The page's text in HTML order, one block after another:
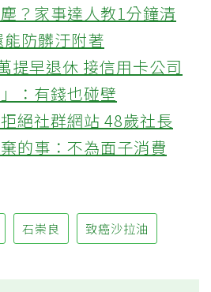
？家事達人教1分鐘清
防髒汙附著
提早退休 接信用卡公司
：有錢也碰壁
絕社群網站 48歲社長
的事：不為面子消費
石崇良 致癌沙拉油